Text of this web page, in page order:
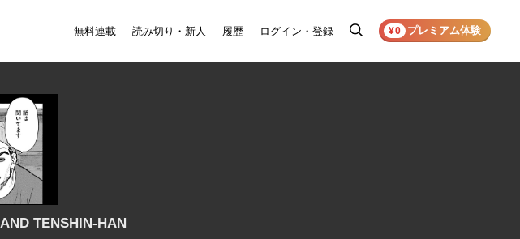
無料連載 読み切り・新人 履歴 ログイン・登録
検
¥0 プレミアム体験
TENSHIN-HAN